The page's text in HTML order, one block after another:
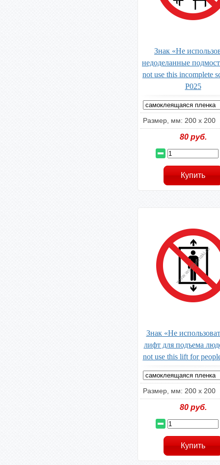
Знак «Не
недоделанные
not use this incomplete
P025
Размер, мм: 200 х 200
80руб.
Знак «Не
лифт для подъема
not use this lift for
Размер, мм: 200 х 200
80руб.